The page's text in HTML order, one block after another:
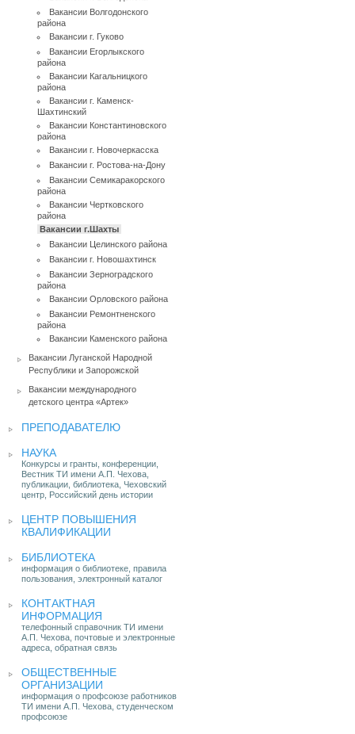
Вакансии Волгодонского
района
Вакансии г. Гуково
Вакансии Егорлыкского
района
Вакансии Кагальницкого
района
Вакансии г. Каменск-
Шахтинский
Вакансии Константиновского
района
Вакансии г. Новочеркасска
Вакансии г. Ростова-на-Дону
Вакансии Семикаракорского
района
Вакансии Чертковского
района
Вакансии г.Шахты
Вакансии Целинского района
Вакансии г. Новошахтинск
Вакансии Зерноградского
района
Вакансии Орловского района
Вакансии Ремонтненского
района
Вакансии Каменского района
Вакансии Луганской Народной
Республики и Запорожской
Вакансии международного
детского центра «Артек»
ПРЕПОДАВАТЕЛЮ
НАУКА
Конкурсы и гранты, конференции,
Вестник ТИ имени А.П. Чехова,
публикации, библиотека, Чеховский
центр, Российский день истории
ЦЕНТР ПОВЫШЕНИЯ
КВАЛИФИКАЦИИ
БИБЛИОТЕКА
информация о библиотеке, правила
пользования, электронный каталог
КОНТАКТНАЯ
ИНФОРМАЦИЯ
телефонный справочник ТИ имени
А.П. Чехова, почтовые и электронные
адреса, обратная связь
ОБЩЕСТВЕННЫЕ
ОРГАНИЗАЦИИ
информация о профсоюзе работников
ТИ имени А.П. Чехова, студенческом
профсоюзе